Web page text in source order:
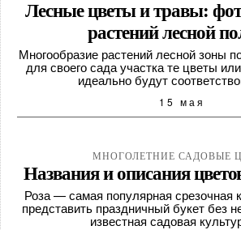
Лесные цветы и травы:
растений лесной
Многообразие растений лесной зоны
для своего сада участка те цветы
идеально будут
15 мая
МНОГОЛЕТНИЕ САДОВЫЕ
Названия и описания
Роза — самая популярная срезочная
представить праздничный букет без
известная садовая